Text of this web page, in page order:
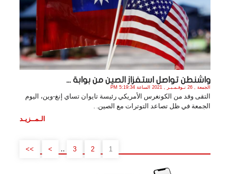
واشنطن تواصل استفزاز الصين من بوابة ...
الجمعة , 26 نـوفـمـبـر , 2021 الساعة 5:19:34 PM
التقى وفد من الكونغرس الأمريكي رئيسة تايوان تساي إنغ-وين، اليوم
الجمعة في ظل تصاعد التوترات مع الصين. .
الـمــزيـد
1
2
3
..
>
>>